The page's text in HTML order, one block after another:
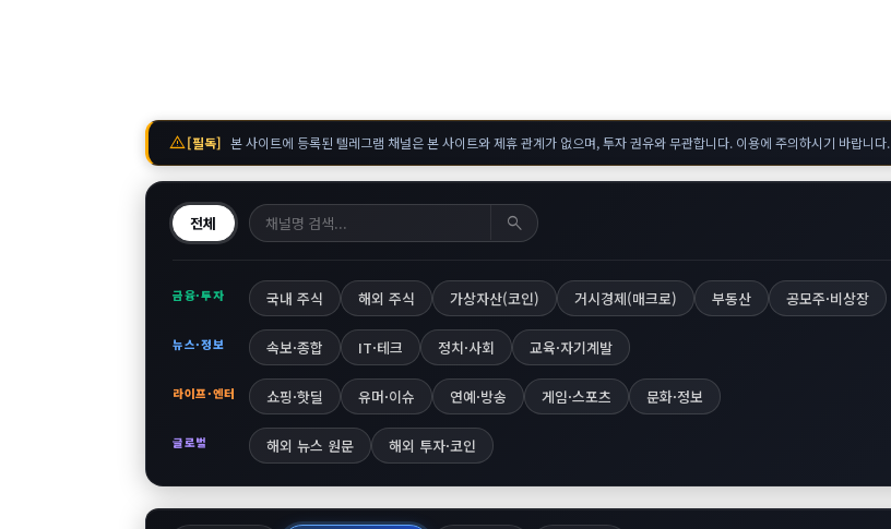
warning[필독] 본 사이트에 등록된 텔레그램 채널은 본 사이트와 제휴 관계가 없으며, 투자 권유와 무관합니다. 이용에 주의하시기 바랍니다.
전체 search
금융·투자 국내 주식 해외 주식 가상자산(코인) 거시경제(매크로) 부동산 공모주·비상장
뉴스·정보 속보·종합 IT·테크 정치·사회 교육·자기계발
라이프·엔터 쇼핑·핫딜 유머·이슈 연예·방송 게임·스포츠 문화·정보
글로벌 해외 뉴스 원문 해외 투자·코인